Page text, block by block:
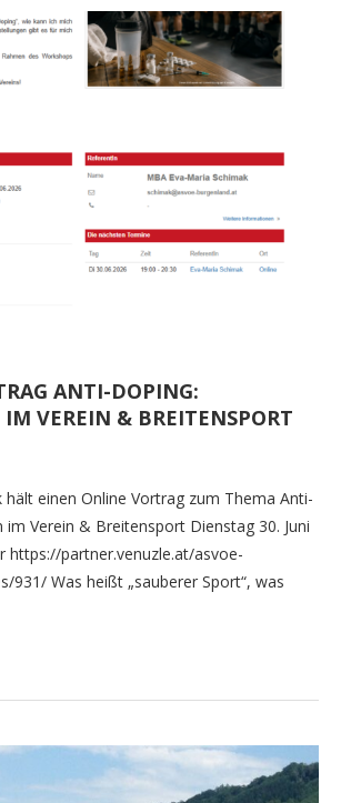
ANTI-DOPING:
VEREIN & BREITENSPORT
hält einen Online Vortrag zum Thema Anti-
im Verein & Breitensport Dienstag 30. Juni
https://partner.venuzle.at/asvoe-
931/ Was heißt „sauberer Sport“, was